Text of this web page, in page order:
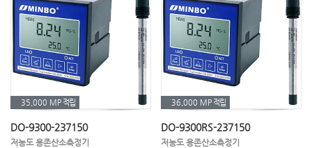
35,000 MP 적립
DO-9300-237150
저농도 용존산소측정기
36,000 MP 적립
DO-9300RS-237150
저농도 용존산소측정기